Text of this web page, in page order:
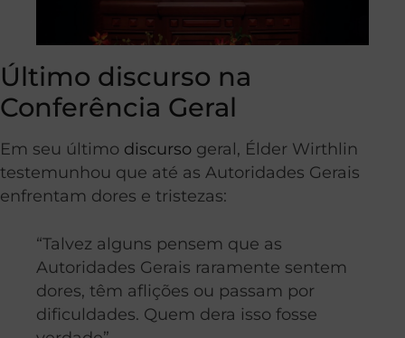
Último discurso na
Conferência Geral
Em seu último discurso geral, Élder Wirthlin
testemunhou que até as Autoridades Gerais
enfrentam dores e tristezas:
“Talvez alguns pensem que as
Autoridades Gerais raramente sentem
dores, têm aflições ou passam por
dificuldades. Quem dera isso fosse